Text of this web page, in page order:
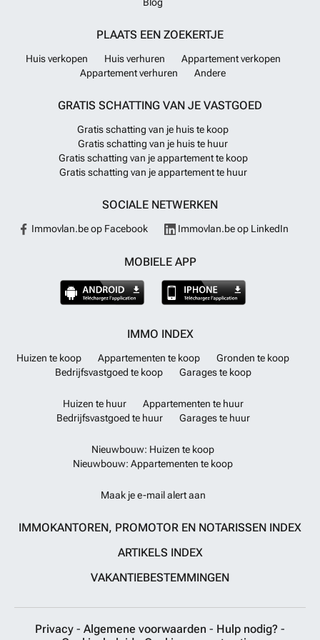
PLAATS EEN ZOEKERTJE
Huis verkopen Huis verhuren
Appartement verkopen
Appartement verhuren
Andere
GRATIS SCHATTING VAN JE VASTGOED
Gratis schatting van je huis te koop
Gratis schatting van je huis te huur
Gratis schatting van je appartement te koop
Gratis schatting van je appartement te huur
SOCIALE NETWERKEN
Immovlan.be op Facebook Immovlan.be op LinkedIn
MOBIELE APP
IMMO INDEX
Huizen te koop Appartementen te koop
Gronden te koop
Bedrijfsvastgoed te koop
Garages te koop
Huizen te huur
Appartementen te huur
Bedrijfsvastgoed te huur
Garages te huur
Nieuwbouw: Huizen te koop
Nieuwbouw: Appartementen te koop
Maak je e-mail alert aan
IMMOKANTOREN, PROMOTOR EN NOTARISSEN INDEX
ARTIKELS INDEX
VAKANTIEBESTEMMINGEN
Privacy - Algemene voorwaarden - Hulp nodig? -